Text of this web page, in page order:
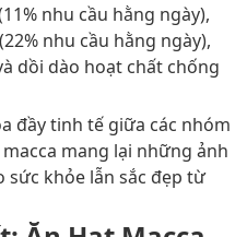
nhu cầu hằng ngày),
nhu cầu hằng ngày),
dồi dào hoạt chất chống
đầy tinh tế giữa các nhóm
mang lại những ảnh
khỏe lẫn sắc đẹp từ